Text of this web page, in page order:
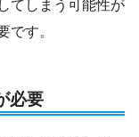
てしまう可能性が
です。
必要